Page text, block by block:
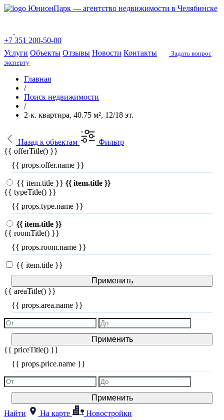
ЮнионПарк — агентство недвижимости в Челябинске
+7 351 200-50-00
Услуги Объекты Отзывы Новости Контакты
Задать вопрос
эксперту
Главная
/
Поиск недвижимости
/
2-к. квартира, 40.75 м², 12/18 эт.
Назад к объектам
Фильтр
{{ offerTitle() }}
{{ props.offer.name }}
{{ item.title }} {{ item.title }}
{{ typeTitle() }}
{{ props.type.name }}
{{ item.title }}
{{ roomTitle() }}
{{ props.room.name }}
{{ item.title }}
Применить
{{ areaTitle() }}
{{ props.area.name }}
Применить
{{ priceTitle() }}
{{ props.price.name }}
Применить
Найти
На карте Новостройки